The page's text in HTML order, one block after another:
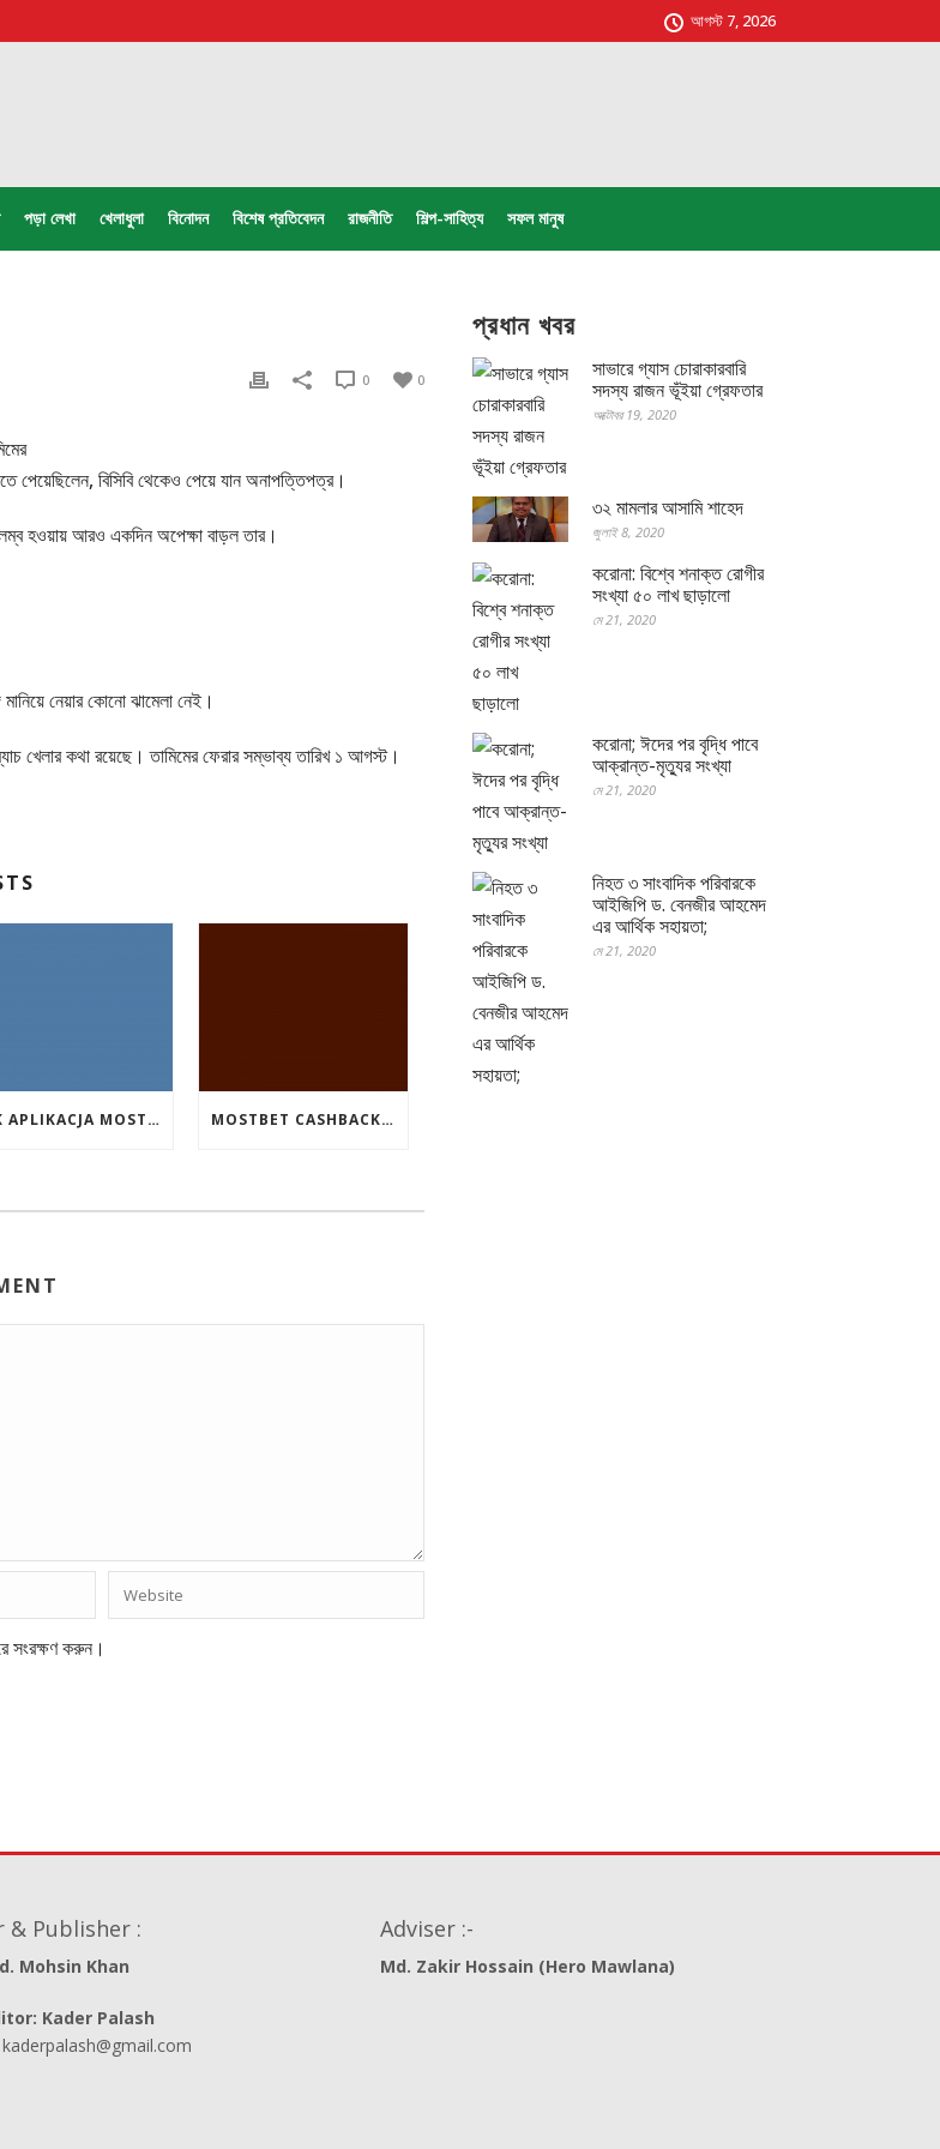
আগস্ট 7, 2026
পড়া লেখা খেলাধুলা বিনোদন বিশেষ প্রতিবেদন রাজনীতি শিল্প-সাহিত্য সফল মানুষ
0
0
পেয়েছিলেন, বিসিবি থেকেও পেয়ে যান অনাপত্তিপত্র।
হওয়ায় আরও একদিন অপেক্ষা বাড়ল তার।
মানিয়ে নেয়ার কোনো ঝামেলা নেই।
খেলার কথা রয়েছে। তামিমের ফেরার সম্ভাব্য তারিখ ১ আগস্ট।
JAK APLIKACJA MOSTBET WSPIERA UŻYTKOWNIKÓW ANDROIDA? MOSTBET CASHBACK: HANGI OYUNLAR SIZI DAHA ÇOX QAZANA BILƏR?
সংরক্ষণ করুন।
প্রধান খবর
সাভারে গ্যাস চোরাকারবারি
সদস্য রাজন ভূঁইয়া গ্রেফতার
অক্টোবর 19, 2020
৩২ মামলার আসামি শাহেদ
জুলাই 8, 2020
করোনা: বিশ্বে শনাক্ত রোগীর
সংখ্যা ৫০ লাখ ছাড়ালো
মে 21, 2020
করোনা; ঈদের পর বৃদ্ধি পাবে
আক্রান্ত-মৃত্যুর সংখ্যা
মে 21, 2020
নিহত ৩ সাংবাদিক পরিবারকে
আইজিপি ড. বেনজীর আহমেদ
এর আর্থিক সহায়তা;
মে 21, 2020
& Publisher :
Mohsin Khan
Kader Palash
Adviser :-
Md. Zakir Hossain (Hero Mawlana)